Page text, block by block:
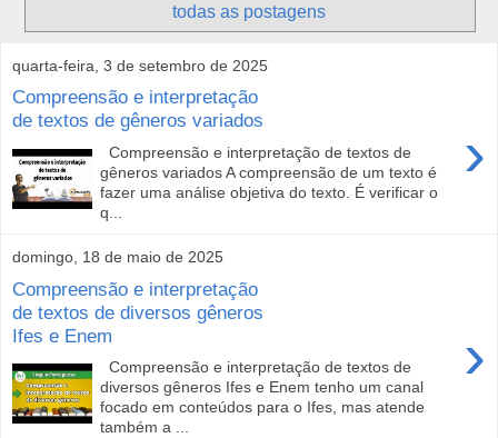
todas as postagens
quarta-feira, 3 de setembro de 2025
Compreensão e interpretação
de textos de gêneros variados
›
Compreensão e interpretação de textos de
gêneros variados A compreensão de um texto é
fazer uma análise objetiva do texto. É verificar o
q...
domingo, 18 de maio de 2025
Compreensão e interpretação
de textos de diversos gêneros
Ifes e Enem
›
Compreensão e interpretação de textos de
diversos gêneros Ifes e Enem tenho um canal
focado em conteúdos para o Ifes, mas atende
também a ...